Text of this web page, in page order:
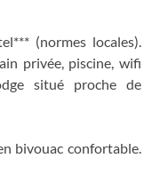
les parcs, taxes
par adulte pour
somme vous sera
être réajustée
(normes locales).
privée, piscine, wifi
situé proche de
bivouac confortable.